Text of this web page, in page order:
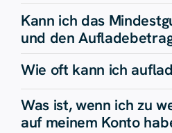
Kann ich das
und den
Wie oft kann ich
Was ist, wenn ich zu
auf meinem Konto